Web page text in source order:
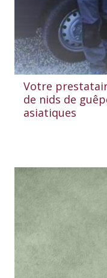
Votre
de nids de
asiatiques